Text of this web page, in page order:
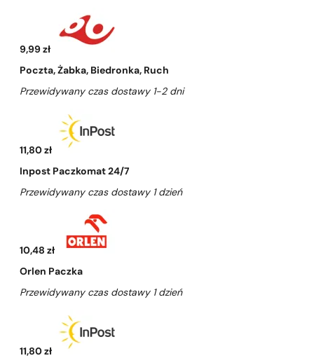
9,99 zł
Poczta, Żabka, Biedronka, Ruch
Przewidywany czas dostawy 1-2 dni
11,80 zł
Inpost Paczkomat 24/7
Przewidywany czas dostawy 1 dzień
10,48 zł
Orlen Paczka
Przewidywany czas dostawy 1 dzień
11,80 zł